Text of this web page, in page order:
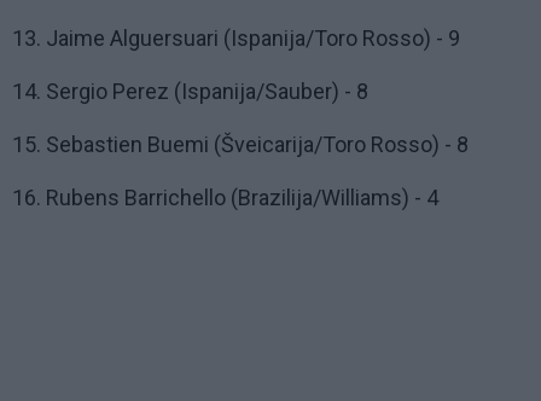
13. Jaime Alguersuari (Ispanija/Toro Rosso) - 9
14. Sergio Perez (Ispanija/Sauber) - 8
15. Sebastien Buemi (Šveicarija/Toro Rosso) - 8
16. Rubens Barrichello (Brazilija/Williams) - 4